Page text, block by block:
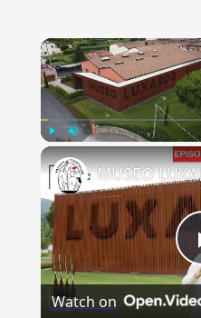
Watch on